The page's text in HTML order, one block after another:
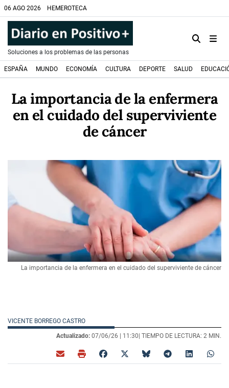
06 AGO 2026 HEMEROTECA
Soluciones a los problemas de las personas
ESPAÑA MUNDO ECONOMÍA CULTURA DEPORTE SALUD
La importancia de la enfermera
en el cuidado del superviviente
de cáncer
La importancia de la enfermera en el cuidado del superviviente de cáncer
VICENTE BORREGO CASTRO
Actualizado: 07/06/26 | 11:30| TIEMPO DE LECTURA: 2 MIN.